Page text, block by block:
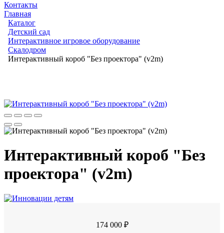
Контакты
Главная
Каталог
Детский сад
Интерактивное игровое оборудование
Скалодром
Интерактивный короб "Без проектора" (v2m)
Интерактивный короб "Без
проектора" (v2m)
174 000 ₽